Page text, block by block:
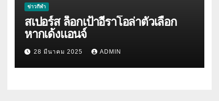
ข่าวกีฬา
สเปอร์ส ล็อกเป้าอีราโอล่าตัวเลือก
หากเด้งแอนจ์
28 มีนาคม 2025 ADMIN